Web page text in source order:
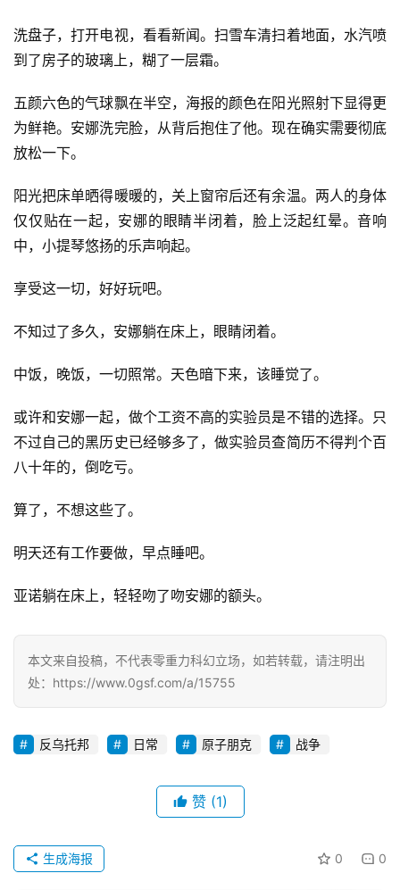
零
力
科
幻
征
投
稿
章
幻
讯
题
幻
说
登录 注册
洗盘子，打开电视，看看新闻。扫雪车清扫着地面，水汽喷
到了房子的玻璃上，糊了一层霜。
五颜六色的气球飘在半空，海报的颜色在阳光照射下显得更
为鲜艳。安娜洗完脸，从背后抱住了他。现在确实需要彻底
放松一下。
阳光把床单晒得暖暖的，关上窗帘后还有余温。两人的身体
仅仅贴在一起，安娜的眼睛半闭着，脸上泛起红晕。音响
中，小提琴悠扬的乐声响起。
享受这一切，好好玩吧。
不知过了多久，安娜躺在床上，眼睛闭着。
中饭，晚饭，一切照常。天色暗下来，该睡觉了。
或许和安娜一起，做个工资不高的实验员是不错的选择。只
不过自己的黑历史已经够多了，做实验员查简历不得判个百
八十年的，倒吃亏。
算了，不想这些了。
明天还有工作要做，早点睡吧。
亚诺躺在床上，轻轻吻了吻安娜的额头。
本文来自投稿，不代表零重力科幻立场，如若转载，请注明出
处：https://www.0gsf.com/a/15755
反乌托邦 日常 原子朋克 战争
赞 (1)
0 0
生成海报